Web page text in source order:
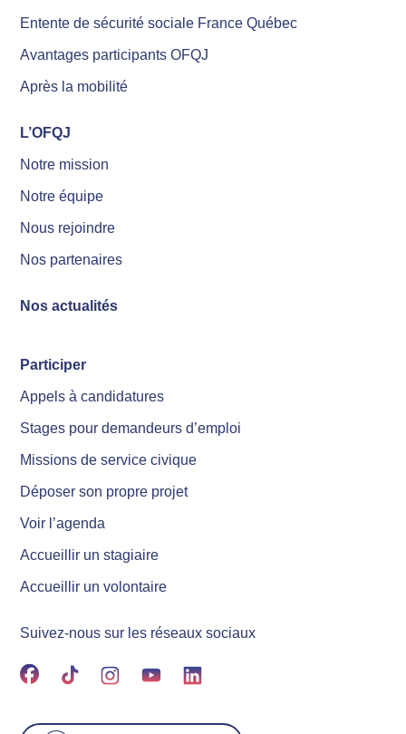
Entente de sécurité sociale France Québec
Avantages participants OFQJ
Après la mobilité
L’OFQJ
Notre mission
Notre équipe
Nous rejoindre
Nos partenaires
Nos actualités
Participer
Appels à candidatures
Stages pour demandeurs d’emploi
Missions de service civique
Déposer son propre projet
Voir l’agenda
Accueillir un stagiaire
Accueillir un volontaire
Suivez-nous sur les réseaux sociaux